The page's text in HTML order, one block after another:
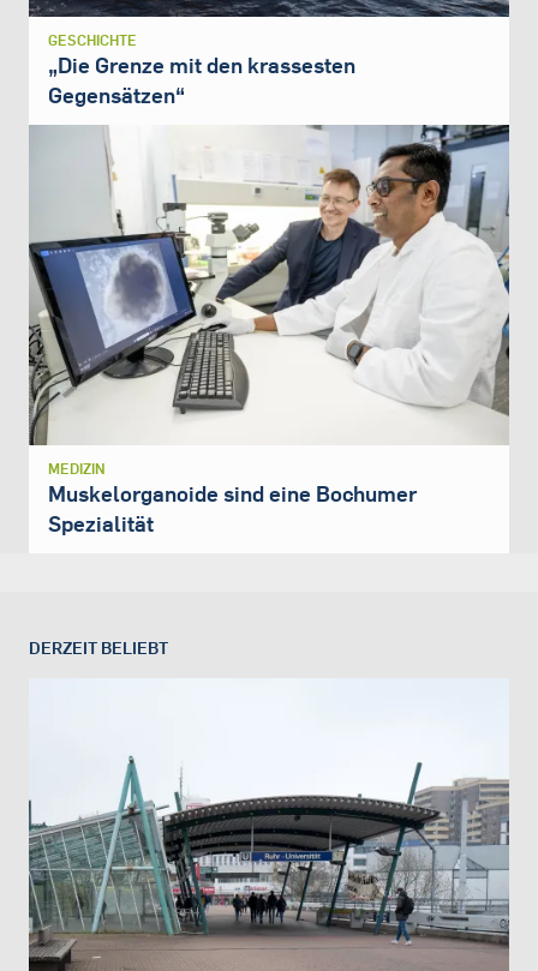
GESCHICHTE
„Die Grenze mit den krassesten
Gegensätzen“
MEDIZIN
Muskelorganoide sind eine Bochumer
Spezialität
DERZEIT BELIEBT